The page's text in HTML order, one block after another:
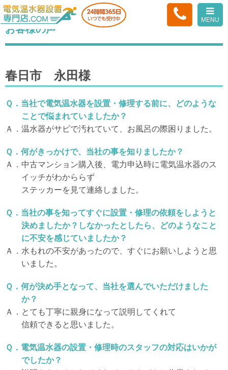
MENU
HOME> お客様の声<
お客様の声
春日市 永田様
Ｑ．当社で電気温水器を設置・修理する前に、どのような
ことで悩まれていましたか？
Ａ．温水器がサビで汚れていて、お風呂の際困りました。
Ｑ．何がきっかけで、当社の事を知りましたか？
Ａ．中古マンション購入後、電力申込時に電気温水器のス
イッチがわかららず
ステッカーを見て連絡しました。
Ｑ．当社の事を知ってすぐに設置・修理の依頼をしようと
決めましたか？しなかったとしたら、どのようなこと
に不安を感じていましたか？
Ａ．水もれの不安があったので、すぐにお願いしようと思
いました。
Ｑ．何が決め手となって、当社を選んでいただけました
か？
Ａ．とても丁寧に親身になって説明してくれて
信頼できると思いました。
Ｑ．電気温水器の設置・修理時のスタッフの対応はいかが
でしたか？